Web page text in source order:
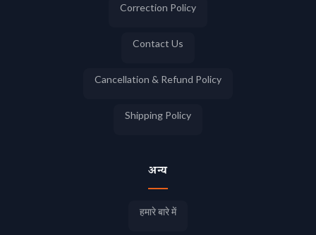
Correction Policy
Contact Us
Cancellation & Refund Policy
Shipping Policy
अन्य
हमारे बारे में